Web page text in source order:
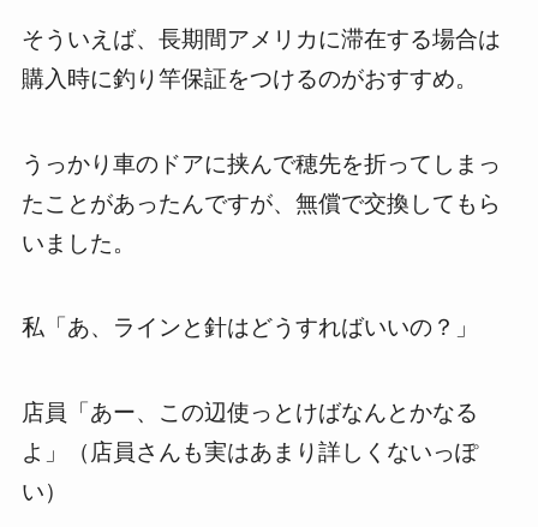
そういえば、長期間アメリカに滞在する場合は
購入時に釣り竿保証をつけるのがおすすめ。
うっかり車のドアに挟んで穂先を折ってしまっ
たことがあったんですが、無償で交換してもら
いました。
私「あ、ラインと針はどうすればいいの？」
店員「あー、この辺使っとけばなんとかなる
よ」（店員さんも実はあまり詳しくないっぽ
い）